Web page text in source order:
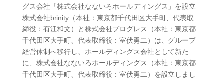
グス会社「株式会社なないろホールディングス」を設立
株式会社brinity（本社：東京都千代田区大手町、代表取
締役：有江和文）と株式会社プログレス（本社：東京都
千代田区大手町、代表取締役：室伏勇二）は、グループ
経営体制へ移行し、ホールディングス会社として新た
に、株式会社なないろホールディングス（本社：東京都
千代田区大手町、代表取締役：室伏勇二）を設立しまし